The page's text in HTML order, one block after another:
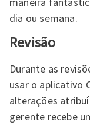
dia ou semana.
Revisão
Durante as
usar o aplicativo
alterações
gerente recebe